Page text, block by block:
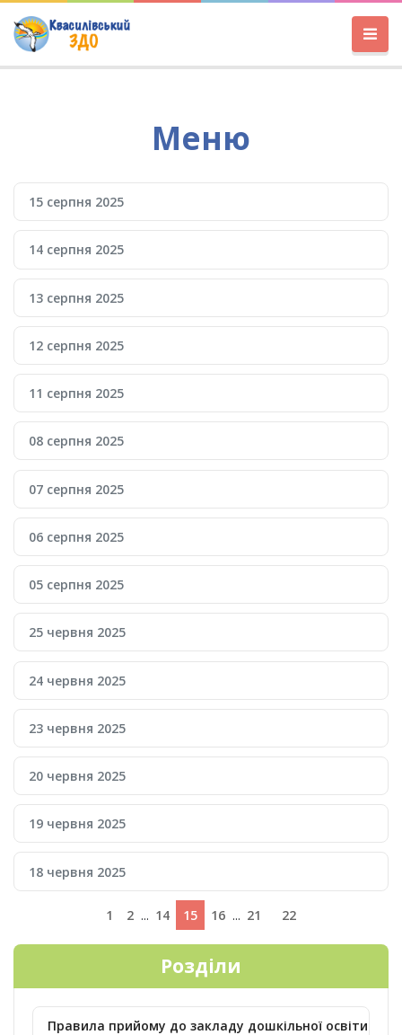
Меню
15 серпня 2025
14 серпня 2025
13 серпня 2025
12 серпня 2025
11 серпня 2025
08 серпня 2025
07 серпня 2025
06 серпня 2025
05 серпня 2025
25 червня 2025
24 червня 2025
23 червня 2025
20 червня 2025
19 червня 2025
18 червня 2025
1 2 ... 14 15 16 ... 21 22
Розділи
Правила прийому до закладу дошкільної освіти